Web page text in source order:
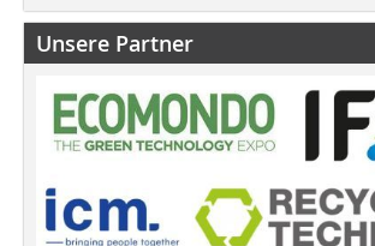
Unsere Partner